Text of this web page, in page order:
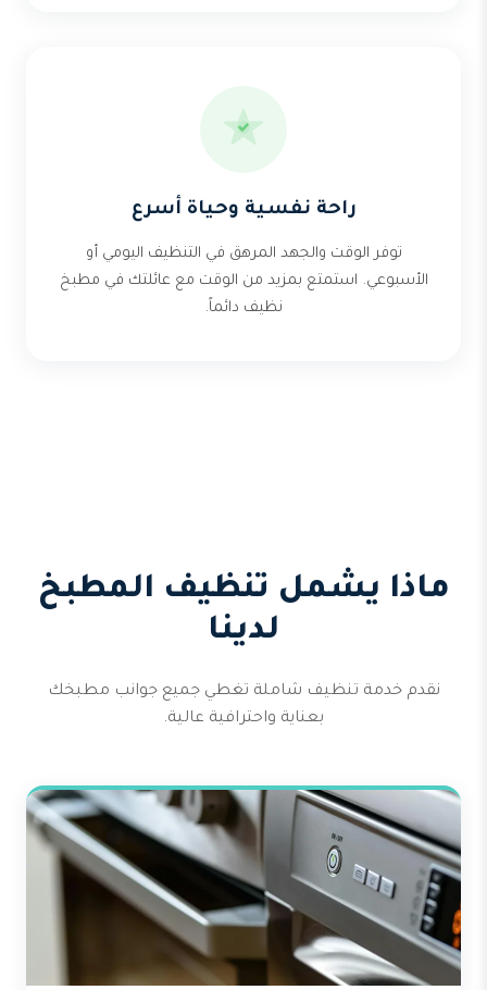
راحة نفسية وحياة أسرع
توفر الوقت والجهد المرهق في التنظيف اليومي أو
الأسبوعي. استمتع بمزيد من الوقت مع عائلتك في مطبخ
نظيف دائماً.
ماذا يشمل تنظيف المطبخ
لدينا
نقدم خدمة تنظيف شاملة تغطي جميع جوانب مطبخك
بعناية واحترافية عالية.